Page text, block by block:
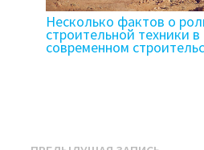
Несколько фактов о
строительной техники в
современном